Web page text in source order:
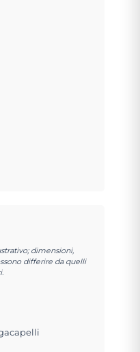
dimensioni,
differire da quelli